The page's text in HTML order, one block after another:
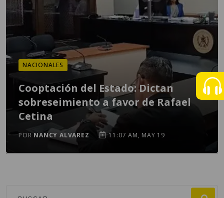
NACIONALES
Cooptación del Estado: Dictan
sobreseimiento a favor de Rafael
Cetina
POR NANCY ALVAREZ 11:07 AM, MAY 19